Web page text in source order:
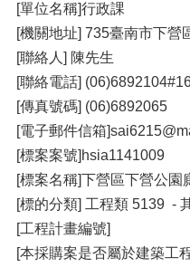
[單位名稱]行政課
[機關地址] 735臺南市下營
[聯絡人] 陳先生
[聯絡電話]
[傳真號碼] (06)6892065
[電子郵件信箱
[標案案號]hsia1141009
[標案名稱]下營區下營公園
[標的分類] 工程類 5139 -
[工程計畫編號]
[本採購案是否屬於建築工